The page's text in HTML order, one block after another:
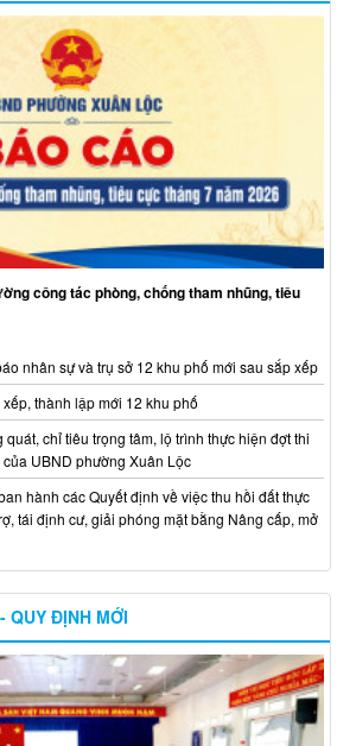
công tác phòng, chống tham nhũng, tiêu
nhân sự và trụ sở 12 khu phố mới sau sắp xếp
thành lập mới 12 khu phố
chỉ tiêu trọng tâm, lộ trình thực hiện đợt thi
UBND phường Xuân Lộc
hành các Quyết định về việc thu hồi đất thực
tái định cư, giải phóng mặt bằng Nâng cấp, mở
QUY ĐỊNH MỚI